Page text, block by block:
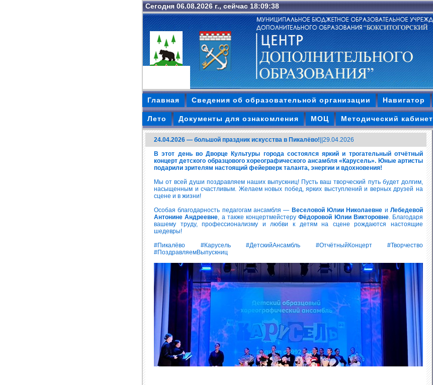
Сегодня 06.08.2026 г., сейчас 18:09:40
Главная Сведения об образовательной организации Навигатор
Лето Документы для ознакомления МОЦ Методический кабинет
24.04.2026 — большой праздник искусства в Пикалёво! ||29.04.2026
В этот день во Дворце Культуры города состоялся яркий и трогательный отчётный
концерт детского образцового хореографического ансамбля «Карусель». Юные артисты
подарили зрителям настоящий фейерверк таланта, энергии и вдохновения!
Мы от всей души поздравляем наших выпускниц! Пусть ваш творческий путь будет долгим,
насыщенным и счастливым. Желаем новых побед, ярких выступлений и верных друзей на
сцене и в жизни!
Особая благодарность педагогам ансамбля — Веселовой Юлии Николаевне иЛебедевой
Антонине Андреевне, а также концертмейстеруФёдоровой Юлии Викторовне. Благодаря
вашему труду, профессионализму и любви к детям на сцене рождаются настоящие
шедевры!
#Пикалёво #Карусель #ДетскийАнсамбль #ОтчётныйКонцерт #Творчество
#ПоздравляемВыпускниц